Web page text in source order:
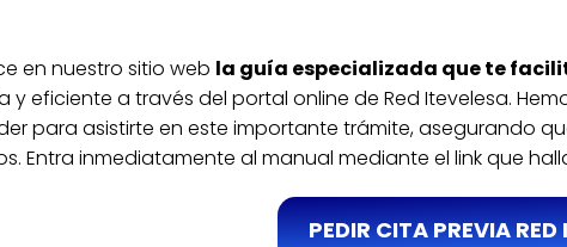
en nuestro sitio web la guía especializada que te
y eficiente a través del portal online de Red Itevelesa.
para asistirte en este importante trámite, asegurando
Entra inmediatamente al manual mediante el link que
PEDIR CITA PREVIA RED